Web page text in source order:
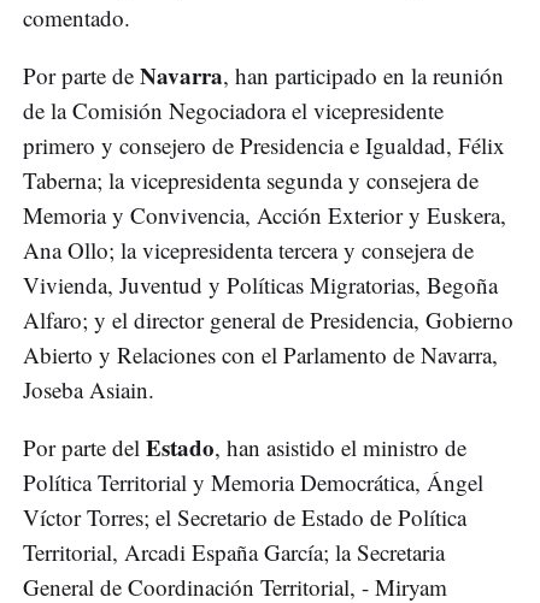
comentado.
Por parte de Navarra, han participado en la reunión
de la Comisión Negociadora el vicepresidente
primero y consejero de Presidencia e Igualdad, Félix
Taberna; la vicepresidenta segunda y consejera de
Memoria y Convivencia, Acción Exterior y Euskera,
Ana Ollo; la vicepresidenta tercera y consejera de
Vivienda, Juventud y Políticas Migratorias, Begoña
Alfaro; y el director general de Presidencia, Gobierno
Abierto y Relaciones con el Parlamento de Navarra,
Joseba Asiain.
Por parte del Estado, han asistido el ministro de
Política Territorial y Memoria Democrática, Ángel
Víctor Torres; el Secretario de Estado de Política
Territorial, Arcadi España García; la Secretaria
General de Coordinación Territorial, - Miryam